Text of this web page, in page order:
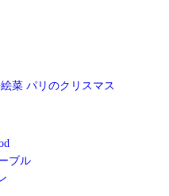
絵菜 パリのクリスマス
ブル